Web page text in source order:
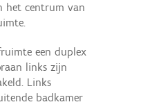
het centrum van
een duplex
links zijn
Links
badkamer